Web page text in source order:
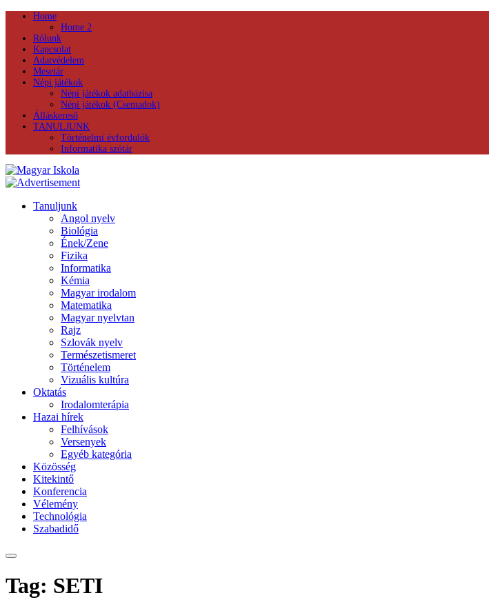
Home
Home 2
Rólunk
Kapcsolat
Adatvédelem
Mesetár
Népi játékok
Népi játékok adatbázisa
Népi játékok (Csemadok)
Álláskereső
TANULJUNK
Történelmi évfordulók
Informatika szótár
Tanuljunk
Angol nyelv
Biológia
Ének/Zene
Fizika
Informatika
Kémia
Magyar irodalom
Matematika
Magyar nyelvtan
Rajz
Szlovák nyelv
Természetismeret
Történelem
Vizuális kultúra
Oktatás
Irodalomterápia
Hazai hírek
Felhívások
Versenyek
Egyéb kategória
Közösség
Kitekintő
Konferencia
Vélemény
Technológia
Szabadidő
Tag: SETI